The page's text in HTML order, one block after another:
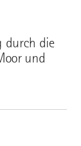
durch die
und